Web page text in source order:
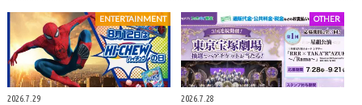
ENTERTAINMENT
2026.7.29
OTHER
2026.7.28